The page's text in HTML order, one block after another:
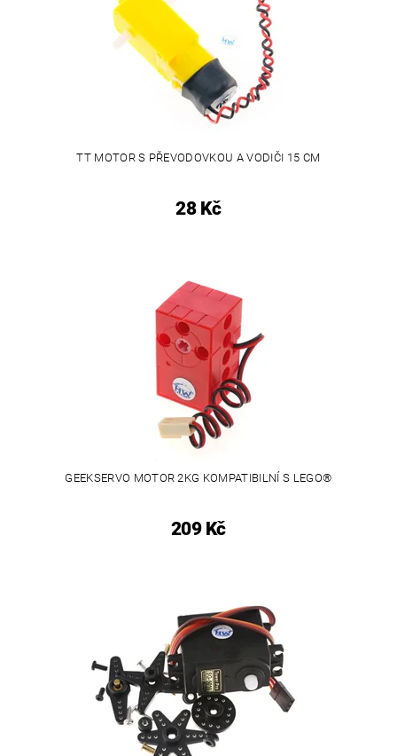
TT MOTOR S PŘEVODOVKOU A VODIČI 15 CM
28 Kč
GEEKSERVO MOTOR 2KG KOMPATIBILNÍ S LEGO®
209 Kč